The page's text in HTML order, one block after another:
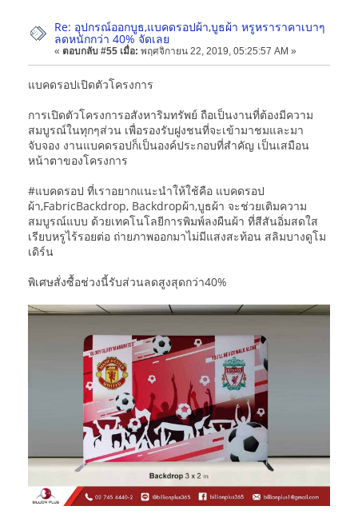
Re: อุปกรณ์ออกบูธ,แบคดรอปผ้า,บูธผ้า หรูหราราคาเบาๆ
ลดหนักกว่า 40% จัดเลย
« ตอบกลับ #55 เมื่อ: พฤศจิกายน 22, 2019, 05:25:57 AM »
แบคดรอปเปิดตัวโครงการ
การเปิดตัวโครงการอสังหาริมทรัพย์ ถือเป็นงานที่ต้องมีความ
สมบูรณ์ในทุกๆส่วน เพื่อรองรับฝูงชนที่จะเข้ามาชมและมา
จับจอง งานแบคดรอปก็เป็นองค์ประกอบที่สำคัญ เป็นเสมือน
หน้าตาของโครงการ
#แบคดรอป ที่เราอยากแนะนำให้ใช้คือ แบคดรอป
ผ้า,FabricBackdrop, Backdropผ้า,บูธผ้า จะช่วยเติมความ
สมบูรณ์แบบ ด้วยเทคโนโลยีการพิมพ์ลงผืนผ้า ที่สีสันอิ่มสดใส
เรียบหรูไร้รอยต่อ ถ่ายภาพออกมาไม่มีแสงสะท้อน สลิมบางดูโม
เดิร์น
พิเศษสั่งซื้อช่วงนี้รับส่วนลดสูงสุดกว่า40%